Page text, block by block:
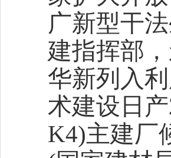
广新型干
建指挥部
华新列入
术建设日
K4)主建厂